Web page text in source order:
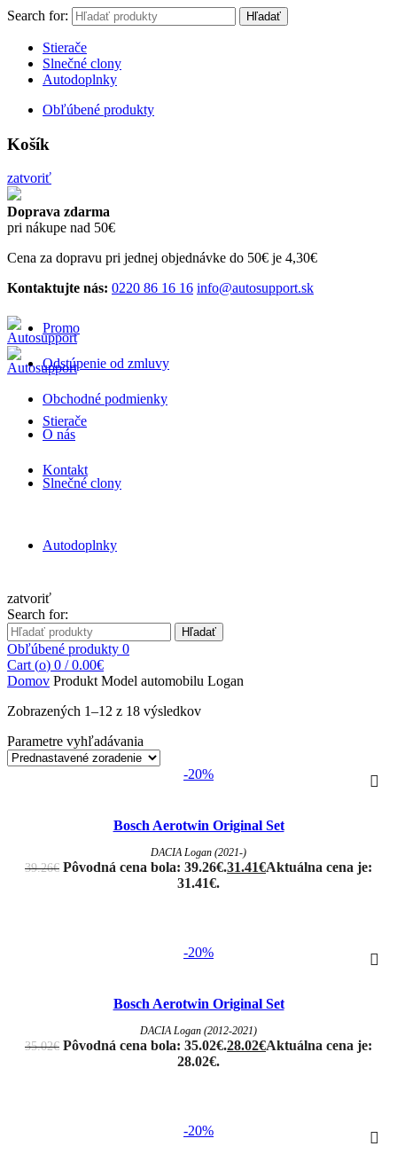
Search for: Hľadať
Stierače
Slnečné clony
Autodoplnky
Obľúbené produkty
Košík
zatvoriť
Doprava zdarma
pri nákupe nad 50€
Cena za dopravu pri jednej objednávke do 50€ je 4,30€
Kontaktujte nás: 0220 86 16 16 info@autosupport.sk
Promo
Odstúpenie od zmluvy
Obchodné podmienky
O nás
Kontakt
Stierače
Slnečné clony
Autodoplnky
zatvoriť
Search for:
Hľadať
Obľúbené produkty 0
Cart (o) 0 / 0.00€
Domov Produkt Model automobilu Logan
Zobrazených 1–12 z 18 výsledkov
Parametre vyhľadávania
-20%
Bosch Aerotwin Original Set
DACIA Logan (2021-)
39.26€ Pôvodná cena bola: 39.26€.31.41€Aktuálna cena je:
31.41€.
-20%
Bosch Aerotwin Original Set
DACIA Logan (2012-2021)
35.02€ Pôvodná cena bola: 35.02€.28.02€Aktuálna cena je:
28.02€.
-20%